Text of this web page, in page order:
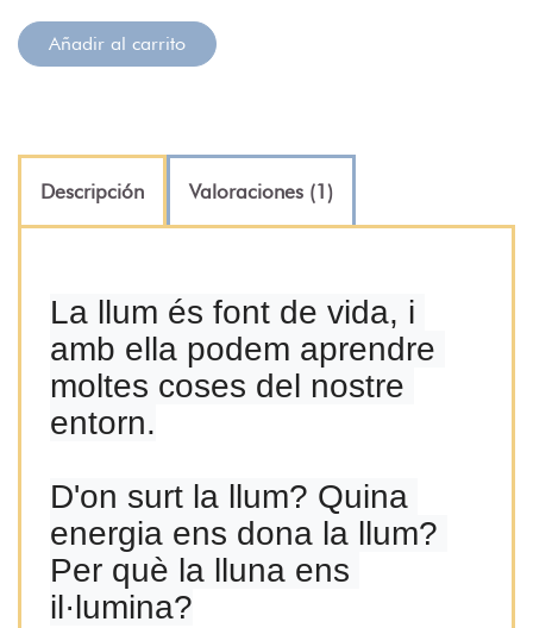
Añadir al carrito
Descripción Valoraciones (1)
La llum és font de vida, i
amb ella podem aprendre
moltes coses del nostre
entorn.
D'on surt la llum? Quina
energia ens dona la llum?
Per què la lluna ens
il·lumina?